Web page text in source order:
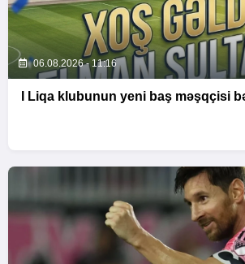
06.08.2026 - 11:16
I Liqa klubunun yeni baş məşqçisi